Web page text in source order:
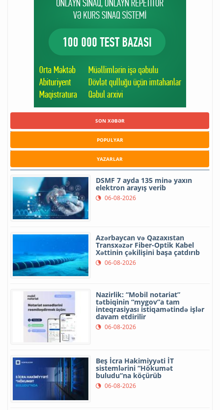
SON XƏBƏR
POPULYAR
YAZARLAR
DSMF 7 ayda 135 minə yaxın
elektron arayış verib
06-08-2026
Azərbaycan və Qazaxıstan
Transxəzər Fiber-Optik Kabel
Xəttinin çəkilişini başa çatdırıb
06-08-2026
Nazirlik: “Mobil notariat”
tətbiqinin “mygov”a tam
inteqrasiyası istiqamətində işlər
davam etdirilir
06-08-2026
Beş İcra Hakimiyyəti İT
sistemlərini “Hökumət
buludu”na köçürüb
06-08-2026